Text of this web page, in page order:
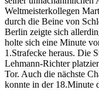
Weltmeisterkollegen
durch die Beine von
Berlin zeigte sich
holte sich eine Minute
1.Strafecke heraus. Die
Lehmann-Richter
Tor. Auch die nächste
konnte in der 18.Minute